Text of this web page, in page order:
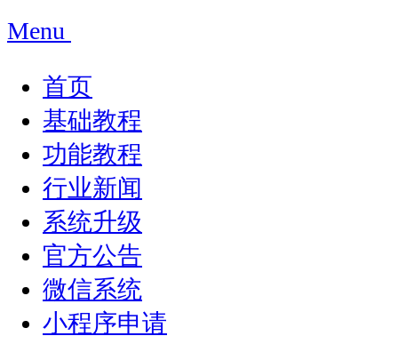
Menu
首页
基础教程
功能教程
行业新闻
系统升级
官方公告
微信系统
小程序申请